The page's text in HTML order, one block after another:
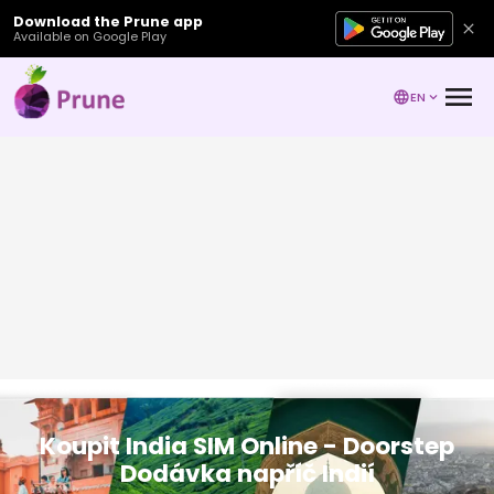
Download the Prune app
Available on Google Play
EN
Koupit India SIM Online - Doorstep
Dodávka napříč Indií